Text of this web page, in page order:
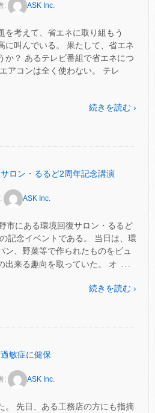
: ASK Inc.
を考えて、省エネに取り組もう
に叫んでいる。 果たして、省エネ
か？ あるテレビ番組で省エネにつ
アコンは全く使わない。 テレ
続きを読む ›
ロン・るるど2周年記念講演
ASK Inc.
市にある環境回復サロン・るるど
記念イベントである。 当日は、環
ン、野菜等で作られたものをビュ
出来る趣向を取っていた。 オ …
続きを読む ›
敏症に健保
: ASK Inc.
。 先日、ある工務店の方にも指摘